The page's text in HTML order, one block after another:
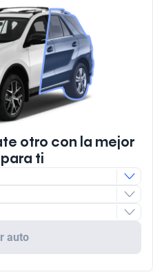
otro con la mejor
ti
auto